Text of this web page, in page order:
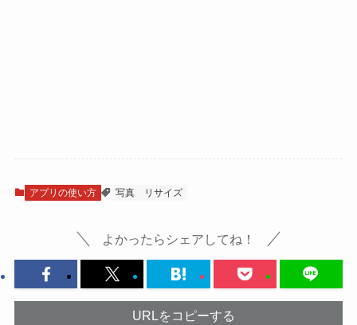
アプリの使い方 写真 リサイズ
よかったらシェアしてね！
URLをコピーする